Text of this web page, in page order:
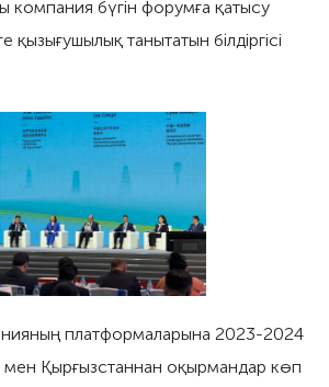
бүгін форумға қатысу
танытатын білдіргісі
платформаларына 2023-2024
Қырғызстаннан оқырмандар көп